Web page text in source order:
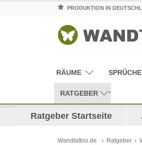
PRODUKTION IN
RÄUME SPRÜCHE
RATGEBER
Ratgeber Startseite
Wandtattoo.de Ratgeber